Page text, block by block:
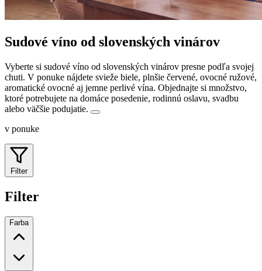
Sudové víno od slovenských vinárov
Vyberte si sudové víno od slovenských vinárov presne podľa svojej
chuti. V ponuke nájdete svieže biele, plnšie červené, ovocné ružové,
aromatické ovocné aj jemne perlivé vína. Objednajte si množstvo,
ktoré potrebujete na domáce posedenie, rodinnú oslavu, svadbu
alebo väčšie podujatie.
v ponuke
Filter
Filter
Farba